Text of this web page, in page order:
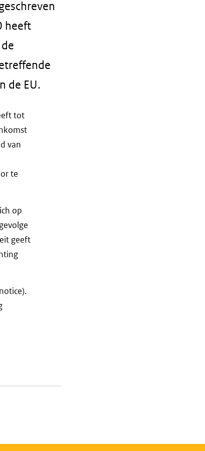
heeft
de EU.
tot
van
te
op
geeft